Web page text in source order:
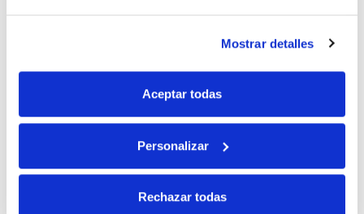
Mostrar detalles
Aceptar todas
Personalizar
Rechazar todas
en tu primera compra.
Responsable: HIJOS DE JOSÉ SERRATS S.A. Finalidad: tratamientos con